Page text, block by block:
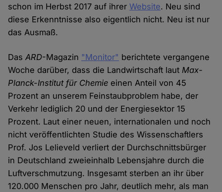
schon im Herbst 2017 auf ihrerWebsite. Neu sind
diese Erkenntnisse also eigentlich nicht. Neu ist nur
das Ausmaß.
DasARD-Magazin "Monitor" berichtete vergangene
Woche darüber, dass die Landwirtschaft lautMax-
Planck-Institut für Chemie einen Anteil von 45
Prozent an unserem Feinstaubproblem habe, der
Verkehr lediglich 20 und der Energiesektor 15
Prozent. Laut einer neuen, internationalen und noch
nicht veröffentlichten Studie des Wissenschaftlers
Prof. Jos Lelieveld verliert der Durchschnittsbürger
in Deutschland zweieinhalb Lebensjahre durch die
Luftverschmutzung. Insgesamt sterben an ihr über
120.000 Menschen pro Jahr, deutlich mehr, als man